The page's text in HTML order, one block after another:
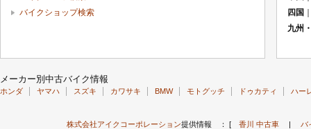
バイクショップ検索
四国
九州
メーカー別中古バイク情報
ホンダ ヤマハ スズキ カワサキ BMW モトグッチ ドゥカティ ハー
株式会社アイクコーポレーション提供情報 ： [ 香川 中古車| バ